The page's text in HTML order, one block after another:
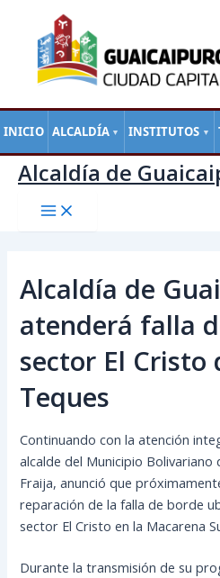
INICIO ALCALDÍA ▼ INSTITUTOS ▼
contenido
Alcaldía de
Menu
Alcaldía de
atenderá falla
sector El Cristo
Teques
Continuando con la atención
alcalde del Municipio Bolivariano
Fraija, anunció que
reparación de la falla de borde
sector El Cristo en la Macarena
Durante la transmisión de su
Navegación
entradas